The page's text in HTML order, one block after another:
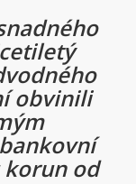
obvinili
od